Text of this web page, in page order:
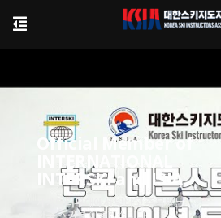
Official Member of
INTERNATIONAL
INTERSKI and ISIA
세계인터무대에서 빛나고 주목받는